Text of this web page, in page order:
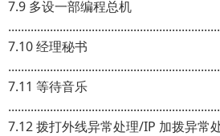
7.9 多设一部编程总机
7.10 经理秘书
7.11 等待音乐
7.12 拨打外线异常处理/IP 加拨异常